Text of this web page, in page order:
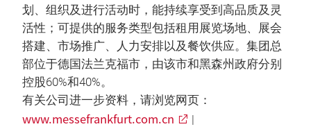
划、组织及进行活动时，能持续享受到高品质及灵
活性；可提供的服务类型包括租用展览场地、展会
搭建、市场推广、人力安排以及餐饮供应。集团总
部位于德国法兰克福市，由该市和黑森州政府分别
控股60%和40%。
有关公司进一步资料，请浏览网页：
www.messefrankfurt.com.cn |